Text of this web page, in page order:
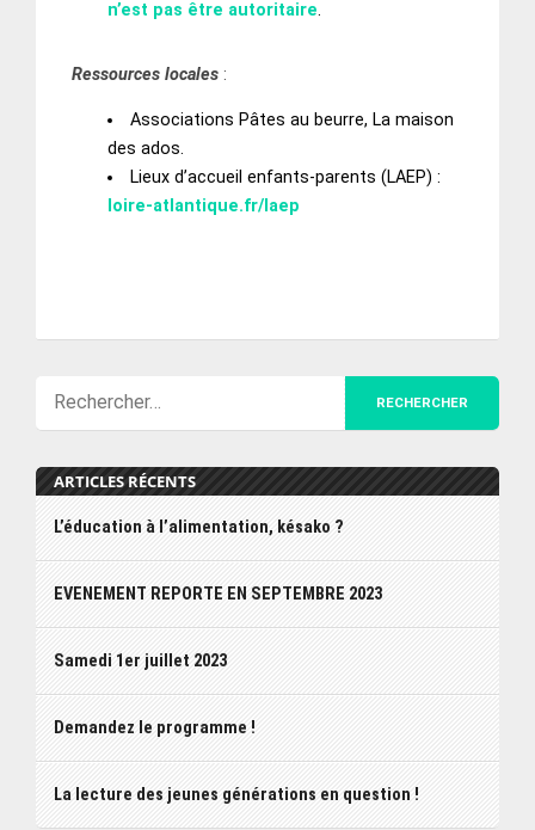
n’est pas être autoritaire.
Ressources locales :
Associations Pâtes au beurre, La maison
des ados.
Lieux d’accueil enfants-parents (LAEP) :
loire-atlantique.fr/laep
ARTICLES RÉCENTS
L’éducation à l’alimentation, késako ?
EVENEMENT REPORTE EN SEPTEMBRE 2023
Samedi 1er juillet 2023
Demandez le programme !
La lecture des jeunes générations en question !